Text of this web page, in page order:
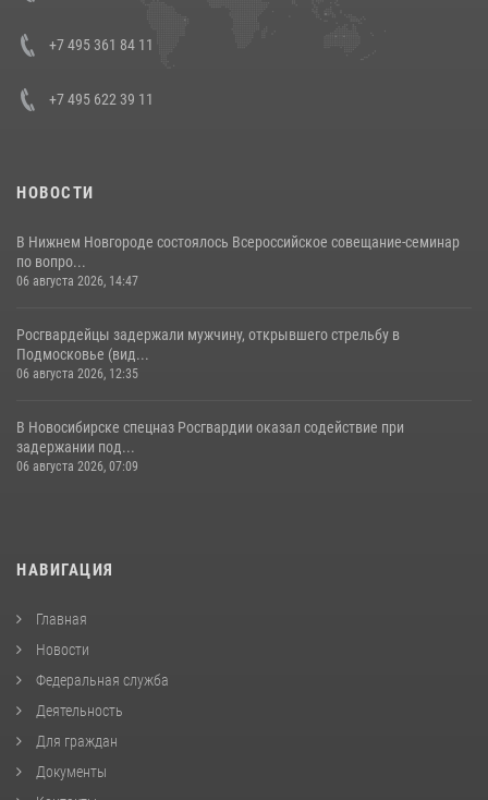
+7 495 361 84 11
+7 495 622 39 11
НОВОСТИ
В Нижнем Новгороде состоялось Всероссийское совещание-семинар
по вопро...
06 августа 2026, 14:47
Росгвардейцы задержали мужчину, открывшего стрельбу в
Подмосковье (вид...
06 августа 2026, 12:35
В Новосибирске спецназ Росгвардии оказал содействие при
задержании под...
06 августа 2026, 07:09
НАВИГАЦИЯ
Главная
Новости
Федеральная служба
Деятельность
Для граждан
Документы